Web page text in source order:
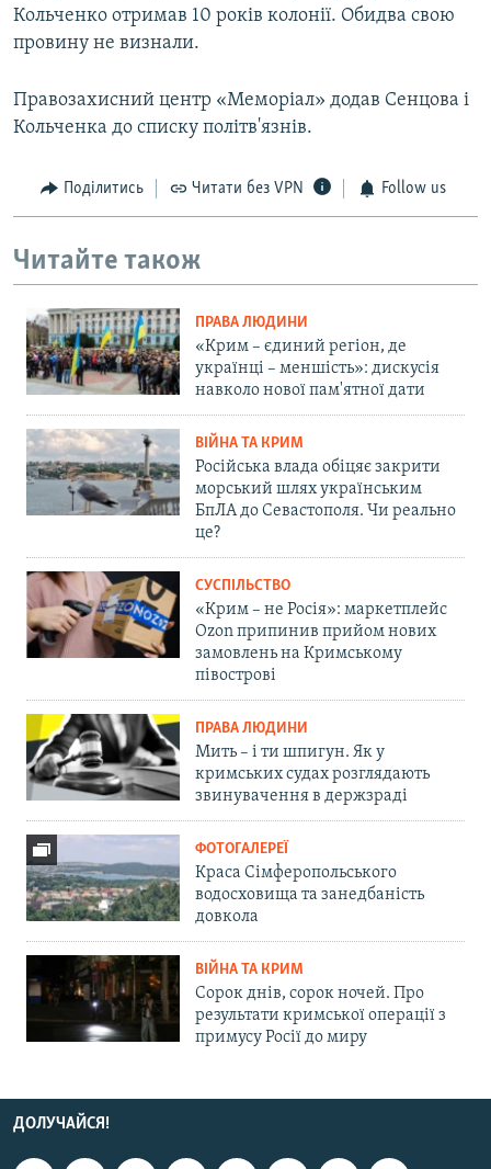
Кольченко отримав 10 років колонії. Обидва свою
провину не визнали.
Правозахисний центр «Меморіал» додав Сенцова і
Кольченка до списку політв'язнів.
Поділитись Читати без VPN Follow us
Читайте також
ПРАВА ЛЮДИНИ
«Крим – єдиний регіон, де
українці – меншість»: дискусія
навколо нової пам'ятної дати
ВІЙНА ТА КРИМ
Російська влада обіцяє закрити
морський шлях українським
БпЛА до Севастополя. Чи реально
це?
СУСПІЛЬСТВО
«Крим – не Росія»: маркетплейс
Ozon припинив прийом нових
замовлень на Кримському
півострові
ПРАВА ЛЮДИНИ
Мить – і ти шпигун. Як у
кримських судах розглядають
звинувачення в держзраді
ФОТОГАЛЕРЕЇ
Краса Сімферопольського
водосховища та занедбаність
довкола
ВІЙНА ТА КРИМ
Сорок днів, сорок ночей. Про
результати кримської операції з
примусу Росії до миру
ДОЛУЧАЙСЯ!